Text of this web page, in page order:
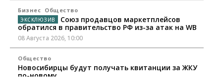
Бизнес Общество
Союз продавцов маркетплейсов
обратился в правительство РФ из-за атак на WB
08 Августа 2026, 10:00
Общество
Новосибирцы будут получать квитанции за ЖКУ
по-новому